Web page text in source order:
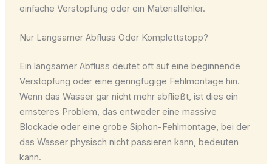
einfache Verstopfung oder ein Materialfehler.
Nur Langsamer Abfluss Oder Komplettstopp?
Ein langsamer Abfluss deutet oft auf eine beginnende
Verstopfung oder eine geringfügige Fehlmontage hin.
Wenn das Wasser gar nicht mehr abfließt, ist dies ein
ernsteres Problem, das entweder eine massive
Blockade oder eine grobe Siphon-Fehlmontage, bei der
das Wasser physisch nicht passieren kann, bedeuten
kann.